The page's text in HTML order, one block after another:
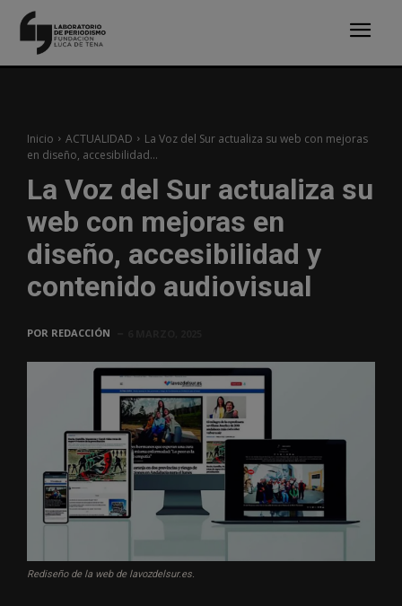
Inicio ACTUALIDAD
La Voz del Sur actualiza su web con mejoras
en diseño, accesibilidad...
La Voz del Sur actualiza su
web con mejoras en
diseño, accesibilidad y
contenido audiovisual
POR REDACCIÓN
Rediseño de la web de lavozdelsur.es.